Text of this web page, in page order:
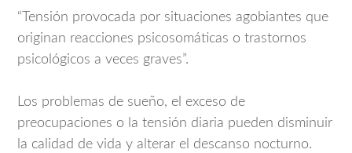
“Tensión provocada por situaciones agobiantes que
originan reacciones psicosomáticas o trastornos
psicológicos a veces graves”.
Los problemas de sueño, el exceso de
preocupaciones o la tensión diaria pueden disminuir
la calidad de vida y alterar el descanso nocturno.